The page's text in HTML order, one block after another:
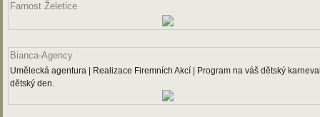
Farnost Želetice
Bianca-Agency
Umělecká agentura | Realizace Firemních Akcí | Program na váš dětský
dětský den.